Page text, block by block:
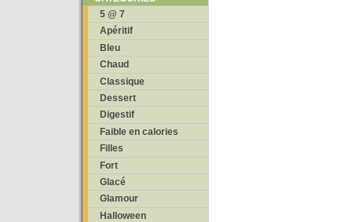
5 @ 7
Apéritif
Bleu
Chaud
Classique
Dessert
Digestif
Faible en calories
Filles
Fort
Glacé
Glamour
Halloween